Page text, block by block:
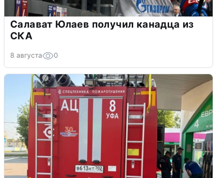
Салават Юлаев получил канадца из
СКА
8 августа 0